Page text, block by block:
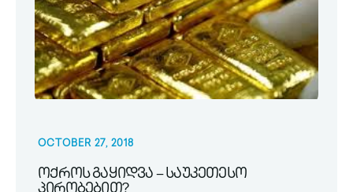
OCTOBER 27, 2018
ოქროს გაყიდვა – საუკეთესო